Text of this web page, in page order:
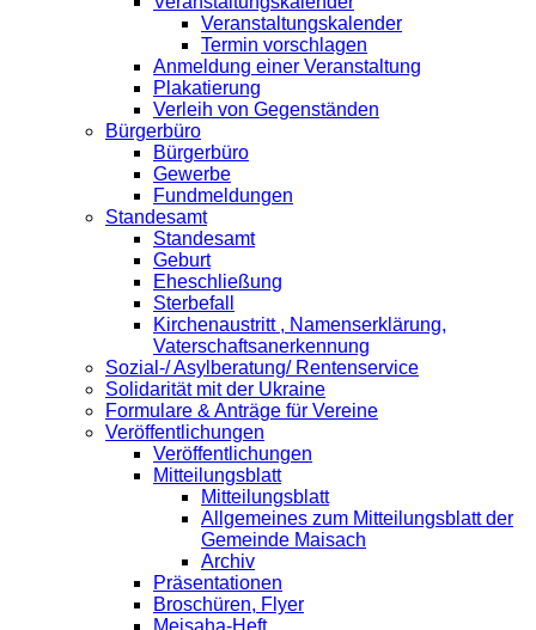
Veranstaltungskalender
Termin vorschlagen
Anmeldung einer Veranstaltung
Plakatierung
Verleih von Gegenständen
Bürgerbüro
Bürgerbüro
Gewerbe
Fundmeldungen
Standesamt
Standesamt
Geburt
Eheschließung
Sterbefall
Kirchenaustritt , Namenserklärung,
Vaterschaftsanerkennung
Sozial-/ Asylberatung/ Rentenservice
Solidarität mit der Ukraine
Formulare & Anträge für Vereine
Veröffentlichungen
Veröffentlichungen
Mitteilungsblatt
Mitteilungsblatt
Allgemeines zum Mitteilungsblatt der
Gemeinde Maisach
Archiv
Präsentationen
Broschüren, Flyer
Meisaha-Heft